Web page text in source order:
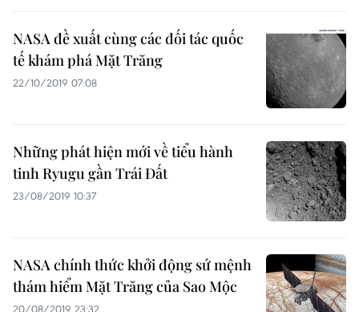
NASA đề xuất cùng các đối tác quốc
tế khám phá Mặt Trăng
22/10/2019 07:08
Những phát hiện mới về tiểu hành
tinh Ryugu gần Trái Đất
23/08/2019 10:37
NASA chính thức khởi động sứ mệnh
thám hiểm Mặt Trăng của Sao Mộc
20/08/2019 23:32